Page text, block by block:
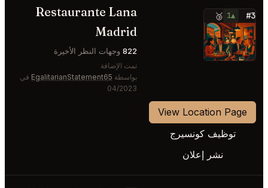
#3
▲1
🥉
⭐
Restaurante Lana
Madrid
822 وجهات النظر الأخيرة
تمت الإضافة
بواسطة EgalitarianStatement65 في
04/2023
View Location Page
توظيف كونسيرج
نشر إعلان